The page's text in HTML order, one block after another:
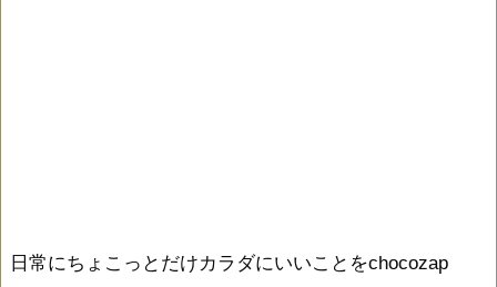
日常にちょこっとだけカラダにいいことをchocozap